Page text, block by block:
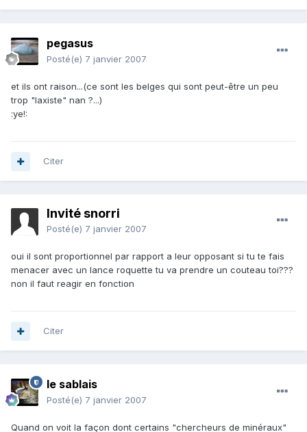
pegasus
Posté(e) 7 janvier 2007
et ils ont raison...(ce sont les belges qui sont peut-être un peu
trop "laxiste" nan ?...)
:ye!:
Citer
Invité snorri
Posté(e) 7 janvier 2007
oui il sont proportionnel par rapport a leur opposant si tu te fais
menacer avec un lance roquette tu va prendre un couteau toi???
non il faut reagir en fonction
Citer
le sablais
Posté(e) 7 janvier 2007
Quand on voit la façon dont certains "chercheurs de minéraux"